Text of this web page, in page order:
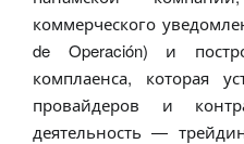
коммерческого
de Operación) и
комплаенса, которая
провайдеров и
деятельность —